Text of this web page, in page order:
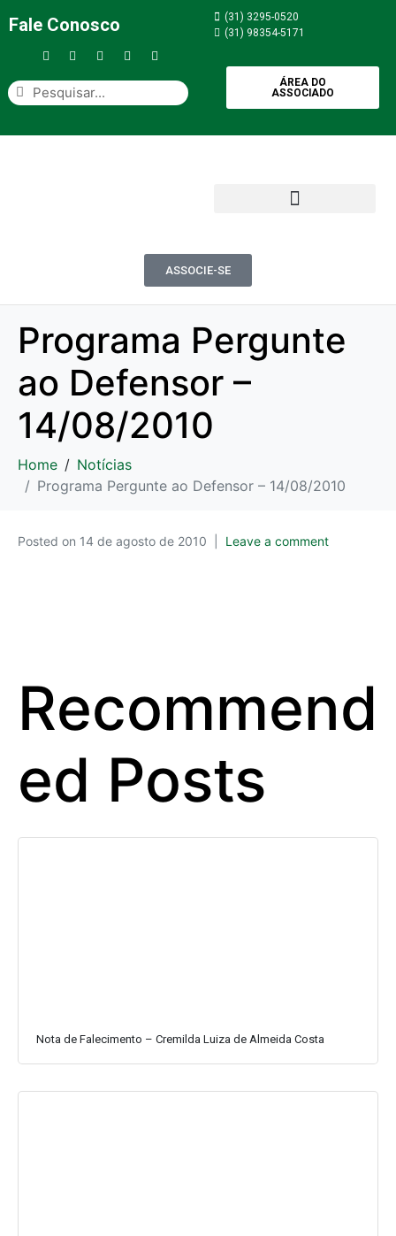
Fale Conosco
(31) 3295-0520
(31) 98354-5171
ÁREA DO
ASSOCIADO
ASSOCIE-SE
Programa Pergunte
ao Defensor –
14/08/2010
Home
Notícias
Programa Pergunte ao Defensor – 14/08/2010
Posted on 14 de agosto de 2010 Leave a comment
Recommend
ed Posts
Nota de Falecimento – Cremilda Luiza de Almeida Costa